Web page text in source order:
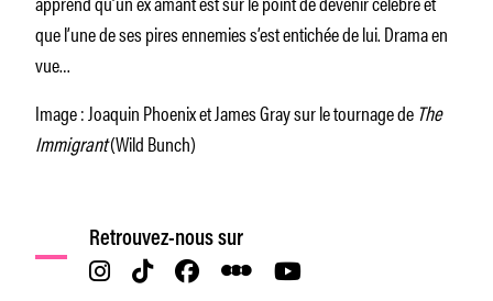
que l’une de ses pires ennemies s’est entichée de lui. Drama en
vue…
Image : Joaquin Phoenix et James Gray sur le tournage de The
Immigrant(Wild Bunch)
Retrouvez-nous sur